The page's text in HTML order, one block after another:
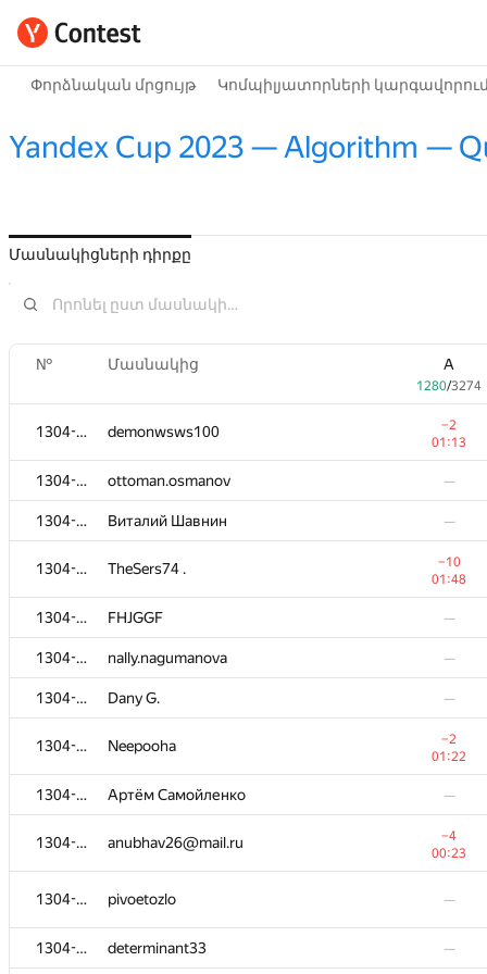
Փորձնական մրցույթ Կոմպիլյատորների
Yandex Cup 2023 — Algorithm —
Մասնակիցների դիրքը
№ Մասնակից A
1280/3274
1304-5705 demonwsws100
−2
01:13
1304-5705 ottoman.osmanov —
1304-5705 Виталий Шавнин —
1304-5705 TheSers74 .
−10
01:48
1304-5705 FHJGGF —
1304-5705 nally.nagumanova —
1304-5705 Dany G. —
1304-5705 Neepooha
−2
01:22
1304-5705 Артём Самойленко —
1304-5705 anubhav26@mail.ru
−4
00:23
1304-5705 pivoetozlo —
1304-5705 determinant33 —
A
01:13
1304-5705 TheSers74 .